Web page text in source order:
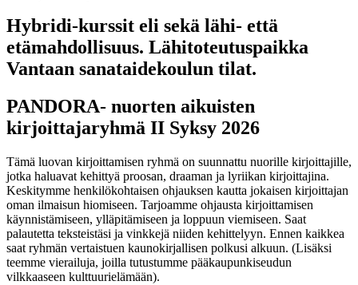
Hybridi-kurssit eli sekä lähi- että
etämahdollisuus. Lähitoteutuspaikka
Vantaan sanataidekoulun tilat.
PANDORA- nuorten aikuisten
kirjoittajaryhmä II Syksy 2026
Tämä luovan kirjoittamisen ryhmä on suunnattu nuorille kirjoittajille,
jotka haluavat kehittyä proosan, draaman ja lyriikan kirjoittajina.
Keskitymme henkilökohtaisen ohjauksen kautta jokaisen kirjoittajan
oman ilmaisun hiomiseen. Tarjoamme ohjausta kirjoittamisen
käynnistämiseen, ylläpitämiseen ja loppuun viemiseen. Saat
palautetta teksteistäsi ja vinkkejä niiden kehittelyyn. Ennen kaikkea
saat ryhmän vertaistuen kaunokirjallisen polkusi alkuun. (Lisäksi
teemme vierailuja, joilla tutustumme pääkaupunkiseudun
vilkkaaseen kulttuurielämään).